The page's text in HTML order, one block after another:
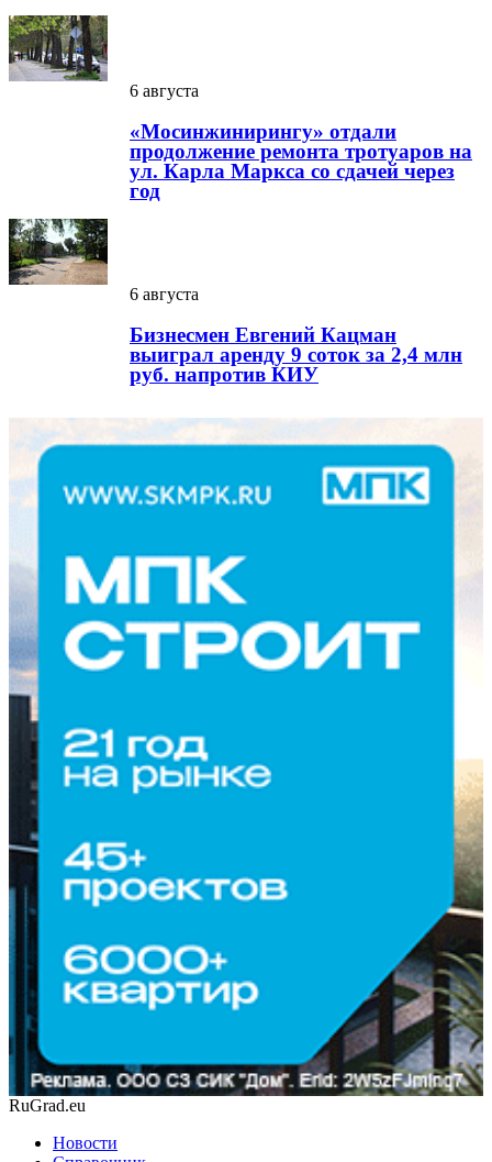
6 августа
«Мосинжинирингу» отдали
продолжение ремонта тротуаров на
ул. Карла Маркса со сдачей через
год
6 августа
Бизнесмен Евгений Кацман
выиграл аренду 9 соток за 2,4 млн
руб. напротив КИУ
RuGrad.eu
Новости